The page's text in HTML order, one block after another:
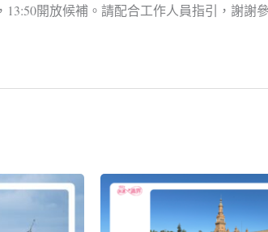
開放候補。請配合工作人員指引，謝謝